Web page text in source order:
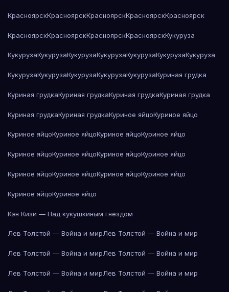
КрасноярскКрасноярскКрасноярскКрасноярскКрасноярск
КрасноярскКрасноярскКрасноярскКрасноярскКукуруза
КукурузаКукурузаКукурузаКукурузаКукурузаКукурузаКукуруза
КукурузаКукурузаКукурузаКукурузаКукурузаКуриная грудка
Куриная грудкаКуриная грудкаКуриная грудкаКуриная грудка
Куриная грудкаКуриная грудкаКуриное яйцоКуриное яйцо
Куриное яйцоКуриное яйцоКуриное яйцоКуриное яйцо
Куриное яйцоКуриное яйцоКуриное яйцоКуриное яйцо
Куриное яйцоКуриное яйцоКуриное яйцоКуриное яйцо
Куриное яйцоКуриное яйцо
Кэн Кизи — Над кукушкиным гнездом
Лев Толстой — Война и мирЛев Толстой — Война и мир
Лев Толстой — Война и мирЛев Толстой — Война и мир
Лев Толстой — Война и мирЛев Толстой — Война и мир